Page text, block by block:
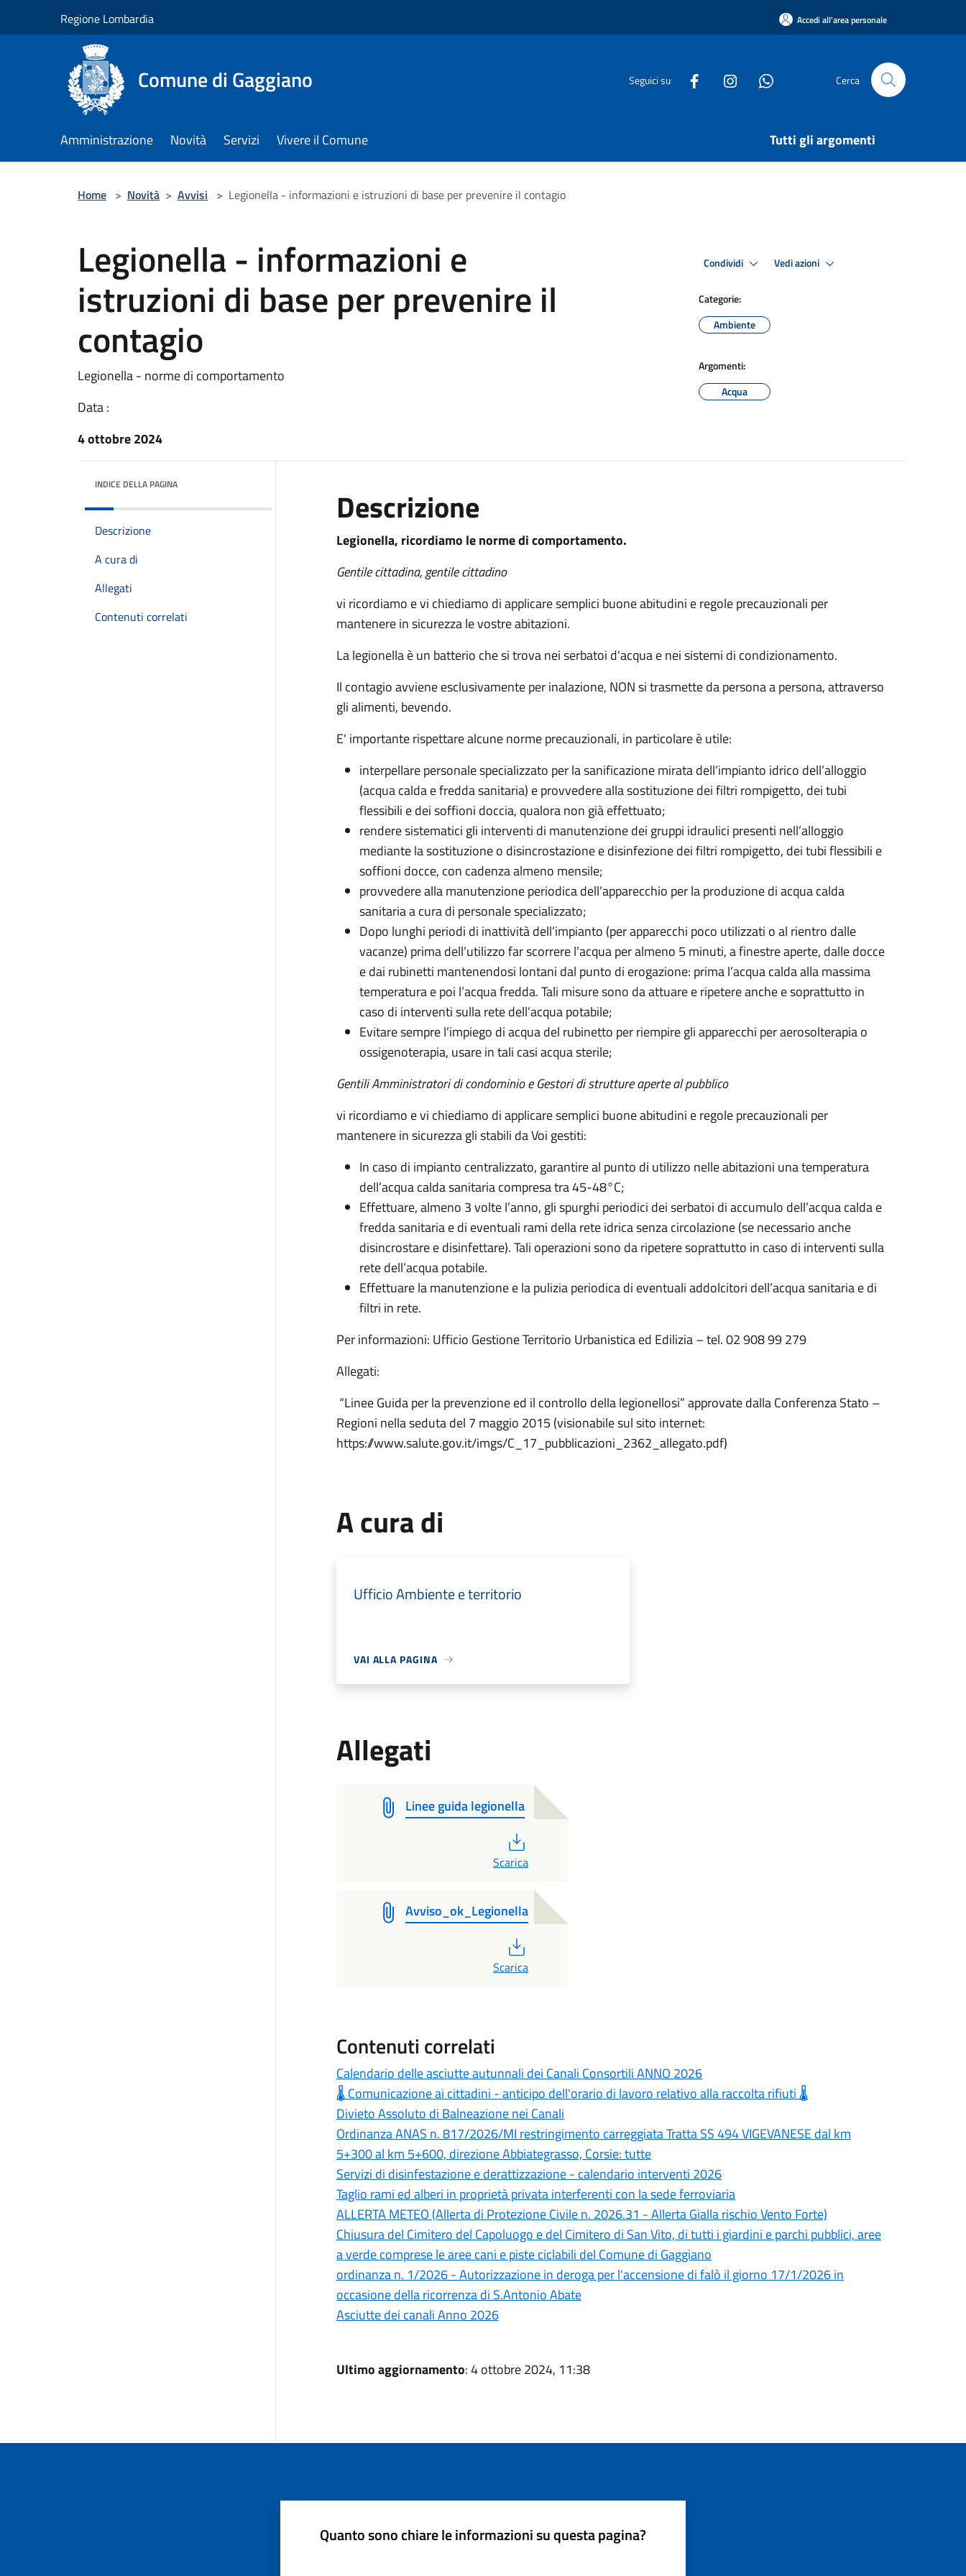
Regione Lombardia Accedi all'area personale
Comune di Gaggiano Seguici su Cerca
Amministrazione Novità Servizi Vivere il Comune Tutti gli argomenti
Home > Novità > Avvisi > Legionella - informazioni e istruzioni di base per prevenire il contagio
Legionella - informazioni e
istruzioni di base per prevenire il
contagio
Legionella - norme di comportamento
Data :
4 ottobre 2024
Condividi Vedi azioni
Categorie:
Ambiente
Argomenti:
Acqua
INDICE DELLA PAGINA
Descrizione
A cura di
Allegati
Contenuti correlati
Descrizione
Legionella, ricordiamo le norme di comportamento.
Gentile cittadina, gentile cittadino
vi ricordiamo e vi chiediamo di applicare semplici buone abitudini e regole precauzionali per
mantenere in sicurezza le vostre abitazioni.
La legionella è un batterio che si trova nei serbatoi d'acqua e nei sistemi di condizionamento.
Il contagio avviene esclusivamente per inalazione, NON si trasmette da persona a persona, attraverso
gli alimenti, bevendo.
E' importante rispettare alcune norme precauzionali, in particolare è utile:
interpellare personale specializzato per la sanificazione mirata dell’impianto idrico dell’alloggio
(acqua calda e fredda sanitaria) e provvedere alla sostituzione dei filtri rompigetto, dei tubi
flessibili e dei soffioni doccia, qualora non già effettuato;
rendere sistematici gli interventi di manutenzione dei gruppi idraulici presenti nell’alloggio
mediante la sostituzione o disincrostazione e disinfezione dei filtri rompigetto, dei tubi flessibili e
soffioni docce, con cadenza almeno mensile;
provvedere alla manutenzione periodica dell’apparecchio per la produzione di acqua calda
sanitaria a cura di personale specializzato;
Dopo lunghi periodi di inattività dell’impianto (per apparecchi poco utilizzati o al rientro dalle
vacanze) prima dell’utilizzo far scorrere l’acqua per almeno 5 minuti, a finestre aperte, dalle docce
e dai rubinetti mantenendosi lontani dal punto di erogazione: prima l’acqua calda alla massima
temperatura e poi l’acqua fredda. Tali misure sono da attuare e ripetere anche e soprattutto in
caso di interventi sulla rete dell’acqua potabile;
Evitare sempre l’impiego di acqua del rubinetto per riempire gli apparecchi per aerosolterapia o
ossigenoterapia, usare in tali casi acqua sterile;
Gentili Amministratori di condominio e Gestori di strutture aperte al pubblico
vi ricordiamo e vi chiediamo di applicare semplici buone abitudini e regole precauzionali per
mantenere in sicurezza gli stabili da Voi gestiti:
In caso di impianto centralizzato, garantire al punto di utilizzo nelle abitazioni una temperatura
dell’acqua calda sanitaria compresa tra 45-48°C;
Effettuare, almeno 3 volte l’anno, gli spurghi periodici dei serbatoi di accumulo dell’acqua calda e
fredda sanitaria e di eventuali rami della rete idrica senza circolazione (se necessario anche
disincrostare e disinfettare). Tali operazioni sono da ripetere soprattutto in caso di interventi sulla
rete dell’acqua potabile.
Effettuare la manutenzione e la pulizia periodica di eventuali addolcitori dell’acqua sanitaria e di
filtri in rete.
Per informazioni: Ufficio Gestione Territorio Urbanistica ed Edilizia – tel. 02 908 99 279
Allegati:
“Linee Guida per la prevenzione ed il controllo della legionellosi” approvate dalla Conferenza Stato –
Regioni nella seduta del 7 maggio 2015 (visionabile sul sito internet:
https://www.salute.gov.it/imgs/C_17_pubblicazioni_2362_allegato.pdf)
A cura di
Ufficio Ambiente e territorio
VAI ALLA PAGINA
Allegati
Linee guida legionella
Scarica
Avviso_ok_Legionella
Scarica
Contenuti correlati
Calendario delle asciutte autunnali dei Canali Consortili ANNO 2026
🌡️ Comunicazione ai cittadini - anticipo dell'orario di lavoro relativo alla raccolta rifiuti 🌡️
Divieto Assoluto di Balneazione nei Canali
Ordinanza ANAS n. 817/2026/MI restringimento carreggiata Tratta SS 494 VIGEVANESE dal km
5+300 al km 5+600, direzione Abbiategrasso, Corsie: tutte
Servizi di disinfestazione e derattizzazione - calendario interventi 2026
Taglio rami ed alberi in proprietà privata interferenti con la sede ferroviaria
ALLERTA METEO (Allerta di Protezione Civile n. 2026.31 - Allerta Gialla rischio Vento Forte)
Chiusura del Cimitero del Capoluogo e del Cimitero di San Vito, di tutti i giardini e parchi pubblici, aree
a verde comprese le aree cani e piste ciclabili del Comune di Gaggiano
ordinanza n. 1/2026 - Autorizzazione in deroga per l'accensione di falò il giorno 17/1/2026 in
occasione della ricorrenza di S.Antonio Abate
Asciutte dei canali Anno 2026
Ultimo aggiornamento: 4 ottobre 2024, 11:38
Quanto sono chiare le informazioni su questa pagina?